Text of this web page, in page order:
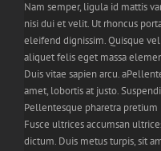
Nam semper, ligula id mattis
nisi dui et velit. Ut rhoncus
eleifend dignissim. Quisque
aliquet felis eget massa
Duis vitae sapien arcu.
amet, lobortis at justo.
Pellentesque pharetra
Fusce ultrices accumsan
dictum. Duis metus turpis, sit